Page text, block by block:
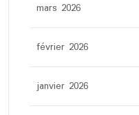
mars 2026
février 2026
janvier 2026